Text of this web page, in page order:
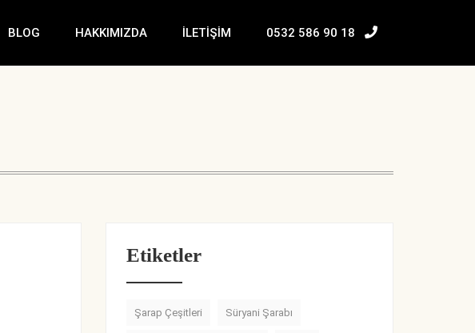
BLOG HAKKIMIZDA İLETIŞIM 0532 586 90 18
Etiketler
Şarap Çeşitleri Süryani Şarabı